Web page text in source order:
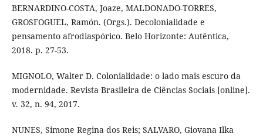
BERNARDINO-COSTA, Joaze, MALDONADO-TORRES,
GROSFOGUEL, Ramón. (Orgs.). Decolonialidade e
pensamento afrodiaspórico. Belo Horizonte: Autêntica,
2018. p. 27-53.
MIGNOLO, Walter D. Colonialidade: o lado mais escuro da
modernidade. Revista Brasileira de Ciências Sociais [online].
v. 32, n. 94, 2017.
NUNES, Simone Regina dos Reis; SALVARO, Giovana Ilka